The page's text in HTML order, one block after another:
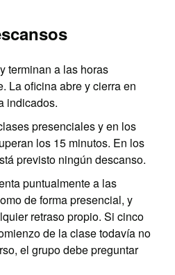
terminan a las horas
La oficina abre y cierra en
indicados.
presenciales y en los
los 15 minutos. En los
previsto ningún descanso.
puntualmente a las
de forma presencial, y
retraso propio. Si cinco
de la clase todavía no
el grupo debe preguntar